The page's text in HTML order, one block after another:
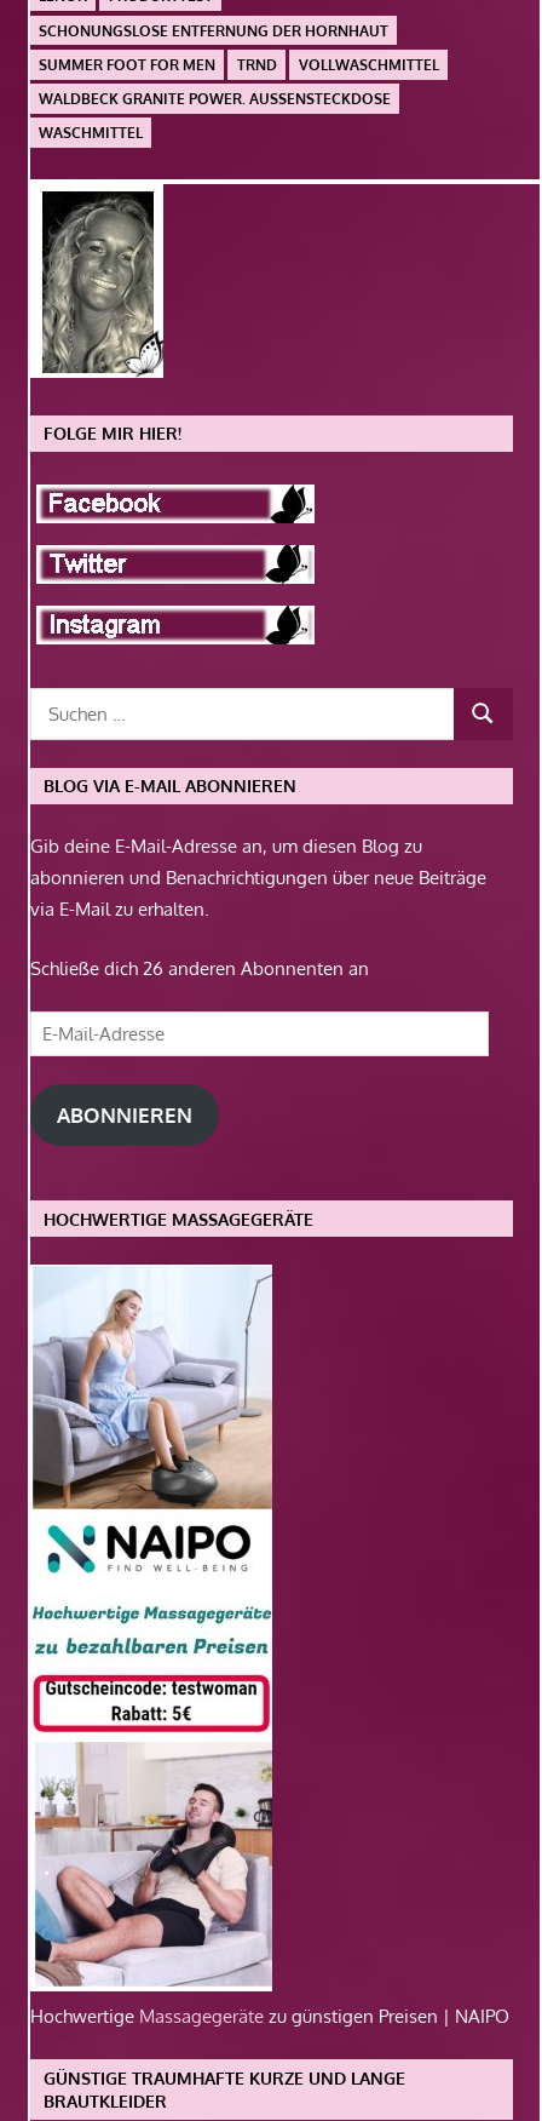
SCHONUNGSLOSE ENTFERNUNG DER HORNHAUT
SUMMER FOOT FOR MEN
TRND
VOLLWASCHMITTEL
WALDBECK GRANITE POWER. AUSSENSTECKDOSE
WASCHMITTEL
FOLGE MIR HIER!
BLOG VIA E-MAIL ABONNIEREN
Gib deine E-Mail-Adresse an, um diesen Blog zu
abonnieren und Benachrichtigungen über neue Beiträge
via E-Mail zu erhalten.
Schließe dich 26 anderen Abonnenten an
E-
Mail-
Adresse
ABONNIEREN
HOCHWERTIGE MASSAGEGERÄTE
Hochwertige Massagegeräte zu günstigen Preisen | NAIPO
GÜNSTIGE TRAUMHAFTE KURZE UND LANGE
BRAUTKLEIDER